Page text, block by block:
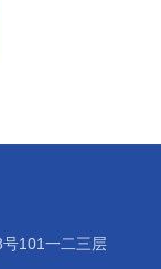
101一二三层